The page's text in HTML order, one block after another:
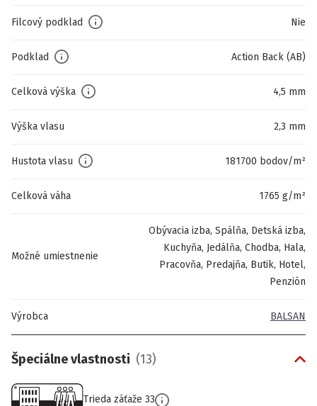
Filcový podklad Nie
Podklad Action Back (AB)
Celková výška 4,5 mm
Výška vlasu 2,3 mm
Hustota vlasu 181700 bodov/m²
Celková váha 1765 g/m²
Možné umiestnenie
Obývacia izba, Spálňa, Detská izba,
Kuchyňa, Jedálňa, Chodba, Hala,
Pracovňa, Predajňa, Butik, Hotel,
Penzión
Výrobca BALSAN
Špeciálne vlastnosti (13)
Trieda záťaže 33